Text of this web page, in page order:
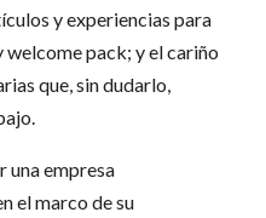
y experiencias para
welcome pack; y el cariño
que, sin dudarlo,
una empresa
el marco de su